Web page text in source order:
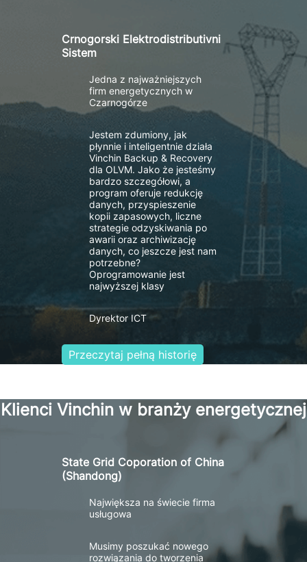
Crnogorski Elektrodistributivni
Sistem
Jedna z najważniejszych
firm energetycznych w
Czarnogórze
Jestem zdumiony, jak
płynnie i inteligentnie działa
Vinchin Backup & Recovery
dla OLVM. Jako że jesteśmy
bardzo szczegółowi, a
program oferuje redukcję
danych, przyspieszenie
kopii zapasowych, liczne
strategie odzyskiwania po
awarii oraz archiwizację
danych, co jeszcze jest nam
potrzebne?
Oprogramowanie jest
najwyższej klasy
Dyrektor ICT
Przeczytaj pełną historię
Klienci Vinchin w branży energetycznej
State Grid Coporation of China
(Shandong)
Największa na świecie firma
usługowa
Musimy poszukać nowego
rozwiązania do tworzenia